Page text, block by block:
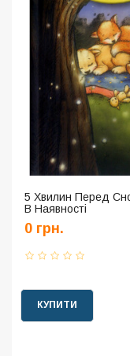
5 Хвилин Перед
В Наявності
0 грн.
КУПИТИ